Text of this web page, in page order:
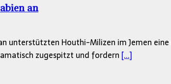
an
unterstützten Houthi-Milizen im Jemen
zugespitzt und fordern [...]